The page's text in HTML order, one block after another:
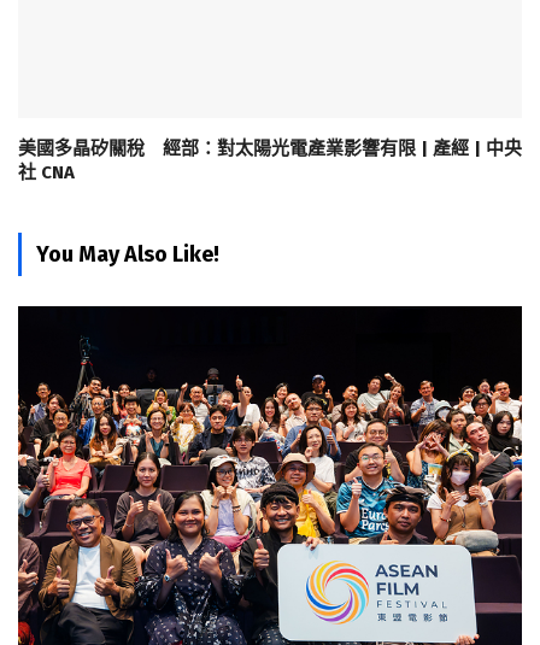
美國多晶矽關稅 經部：對太陽光電產業影響有限 | 產經 | 中央
社 CNA
You May Also Like!